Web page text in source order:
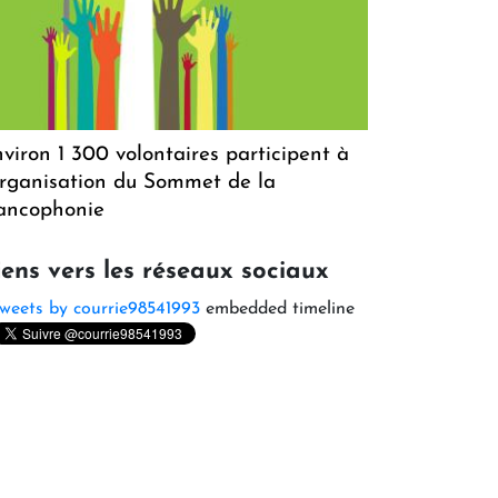
1 300 volontaires participent à
du Sommet de la
vers les réseaux sociaux
Tweets by courrie98541993 embedded timeline